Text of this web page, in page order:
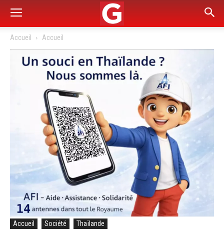
Accueil Accueil
Accueil Société Thaïlande